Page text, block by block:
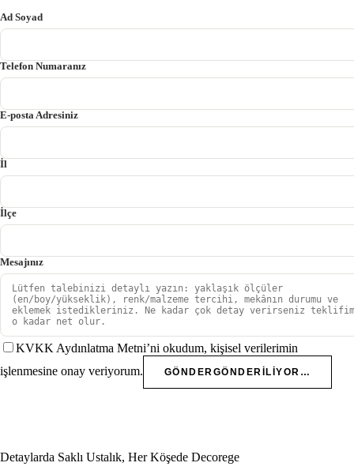
Ad Soyad
Telefon Numaranız
E-posta Adresiniz
İl
İlçe
Mesajınız
KVKK Aydınlatma Metni’ni okudum, kişisel verilerimin
işlenmesine onay veriyorum.
GÖNDER GÖNDERILIYOR…
Detaylarda Saklı Ustalık, Her Köşede Decorege